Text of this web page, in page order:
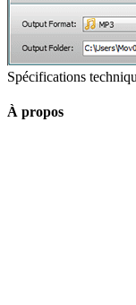
Spécifications
À propos